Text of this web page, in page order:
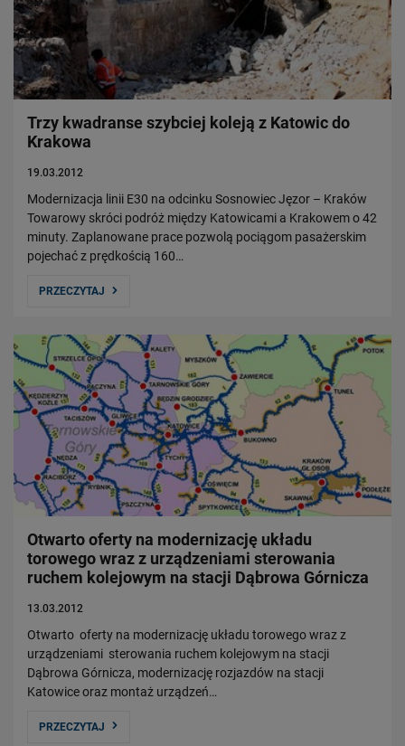
Trzy kwadranse szybciej koleją z Katowic do
Krakowa
19.03.2012
Modernizacja linii E30 na odcinku Sosnowiec Jęzor – Kraków
Towarowy skróci podróż między Katowicami a Krakowem o 42
minuty. Zaplanowane prace pozwolą pociągom pasażerskim
pojechać z prędkością 160…
PRZECZYTAJ
Otwarto oferty na modernizację układu
torowego wraz z urządzeniami sterowania
ruchem kolejowym na stacji Dąbrowa Górnicza
13.03.2012
Otwarto oferty na modernizację układu torowego wraz z
urządzeniami sterowania ruchem kolejowym na stacji
Dąbrowa Górnicza, modernizację rozjazdów na stacji
Katowice oraz montaż urządzeń…
PRZECZYTAJ